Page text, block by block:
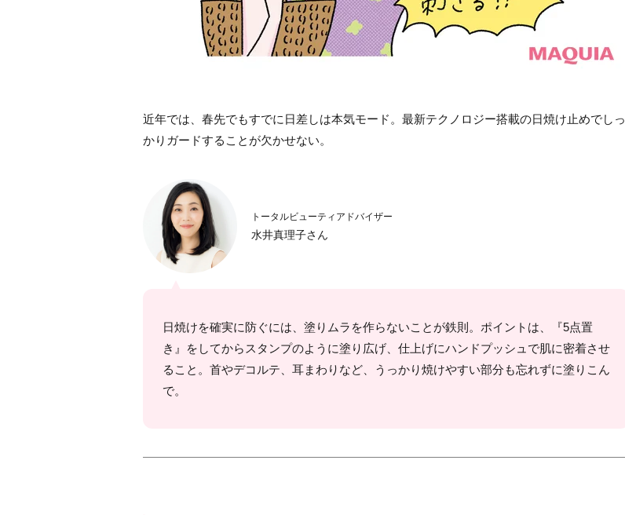
近年では、春先でもすでに日差しは本気モード。最新テクノロジー搭載の日焼け止めでしっ
かりガードすることが欠かせない。
トータルビューティアドバイザー
水井真理子さん
日焼けを確実に防ぐには、塗りムラを作らないことが鉄則。ポイントは、『5点置
き』をしてからスタンプのように塗り広げ、仕上げにハンドプッシュで肌に密着させ
ること。首やデコルテ、耳まわりなど、うっかり焼けやすい部分も忘れずに塗りこん
で。